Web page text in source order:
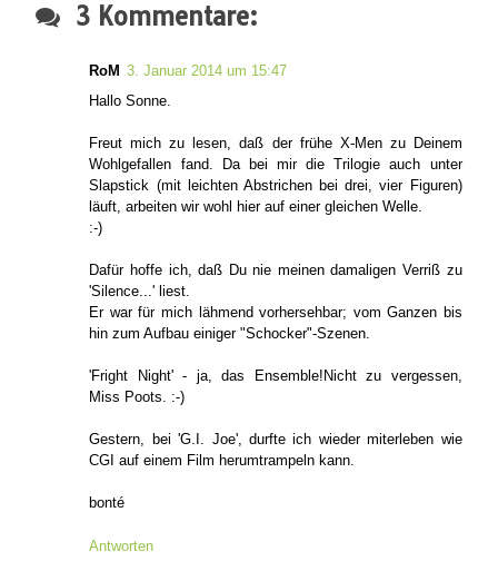
3 Kommentare:
RoM 3. Januar 2014 um 15:47
Hallo Sonne.
Freut mich zu lesen, daß der frühe X-Men zu Deinem
Wohlgefallen fand. Da bei mir die Trilogie auch unter
Slapstick (mit leichten Abstrichen bei drei, vier Figuren)
läuft, arbeiten wir wohl hier auf einer gleichen Welle.
:-)
Dafür hoffe ich, daß Du nie meinen damaligen Verriß zu
'Silence...' liest.
Er war für mich lähmend vorhersehbar; vom Ganzen bis
hin zum Aufbau einiger "Schocker"-Szenen.
'Fright Night' - ja, das Ensemble!Nicht zu vergessen,
Miss Poots. :-)
Gestern, bei 'G.I. Joe', durfte ich wieder miterleben wie
CGI auf einem Film herumtrampeln kann.
bonté
Antworten